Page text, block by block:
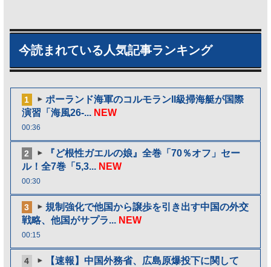
今読まれている人気記事ランキング
1
ポーランド海軍のコルモランII級掃海艇が国際
演習「海風26-... NEW
00:36
2
『ど根性ガエルの娘』全巻「70％オフ」セー
ル！全7巻「5,3... NEW
00:30
3
規制強化で他国から譲歩を引き出す中国の外交
戦略、他国がサプラ... NEW
00:15
4
【速報】中国外務省、広島原爆投下に関して